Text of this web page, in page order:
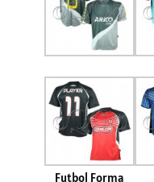
Futbol Forma